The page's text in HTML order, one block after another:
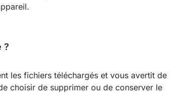
?
les fichiers téléchargés et vous avertit de
choisir de supprimer ou de conserver le